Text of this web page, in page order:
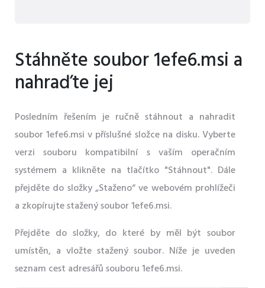
Stáhněte soubor 1efe6.msi a
nahraďte jej
Posledním řešením je ručně stáhnout a nahradit
soubor 1efe6.msi v příslušné složce na disku. Vyberte
verzi souboru kompatibilní s vaším operačním
systémem a klikněte na tlačítko "Stáhnout". Dále
přejděte do složky „Staženo“ ve webovém prohlížeči
a zkopírujte stažený soubor 1efe6.msi.
Přejděte do složky, do které by měl být soubor
umístěn, a vložte stažený soubor. Níže je uveden
seznam cest adresářů souboru 1efe6.msi.